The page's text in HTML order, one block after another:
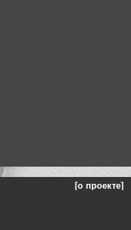
[о проекте]